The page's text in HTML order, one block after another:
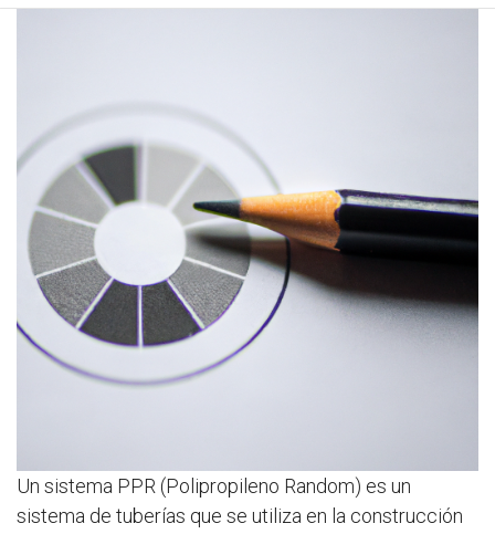
Un sistema PPR (Polipropileno Random) es un
sistema de tuberías que se utiliza en la construcción